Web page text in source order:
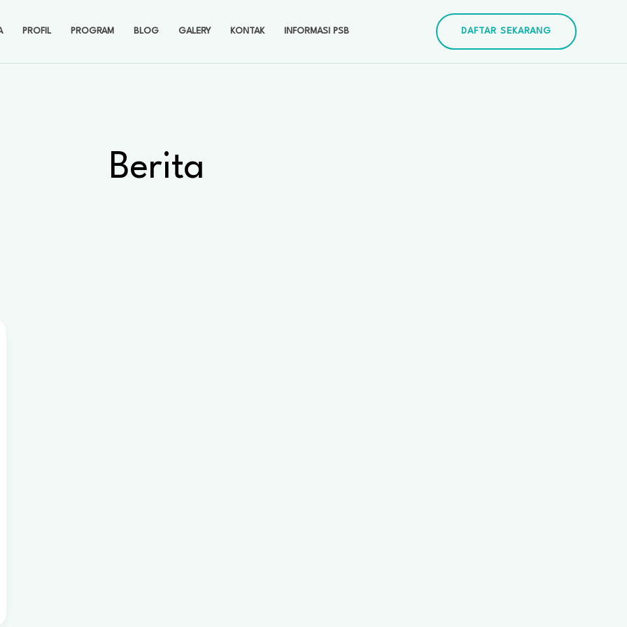
PROFIL PROGRAM BLOG GALERY KONTAK INFORMASI PSB DAFTAR SEKARANG
Berita